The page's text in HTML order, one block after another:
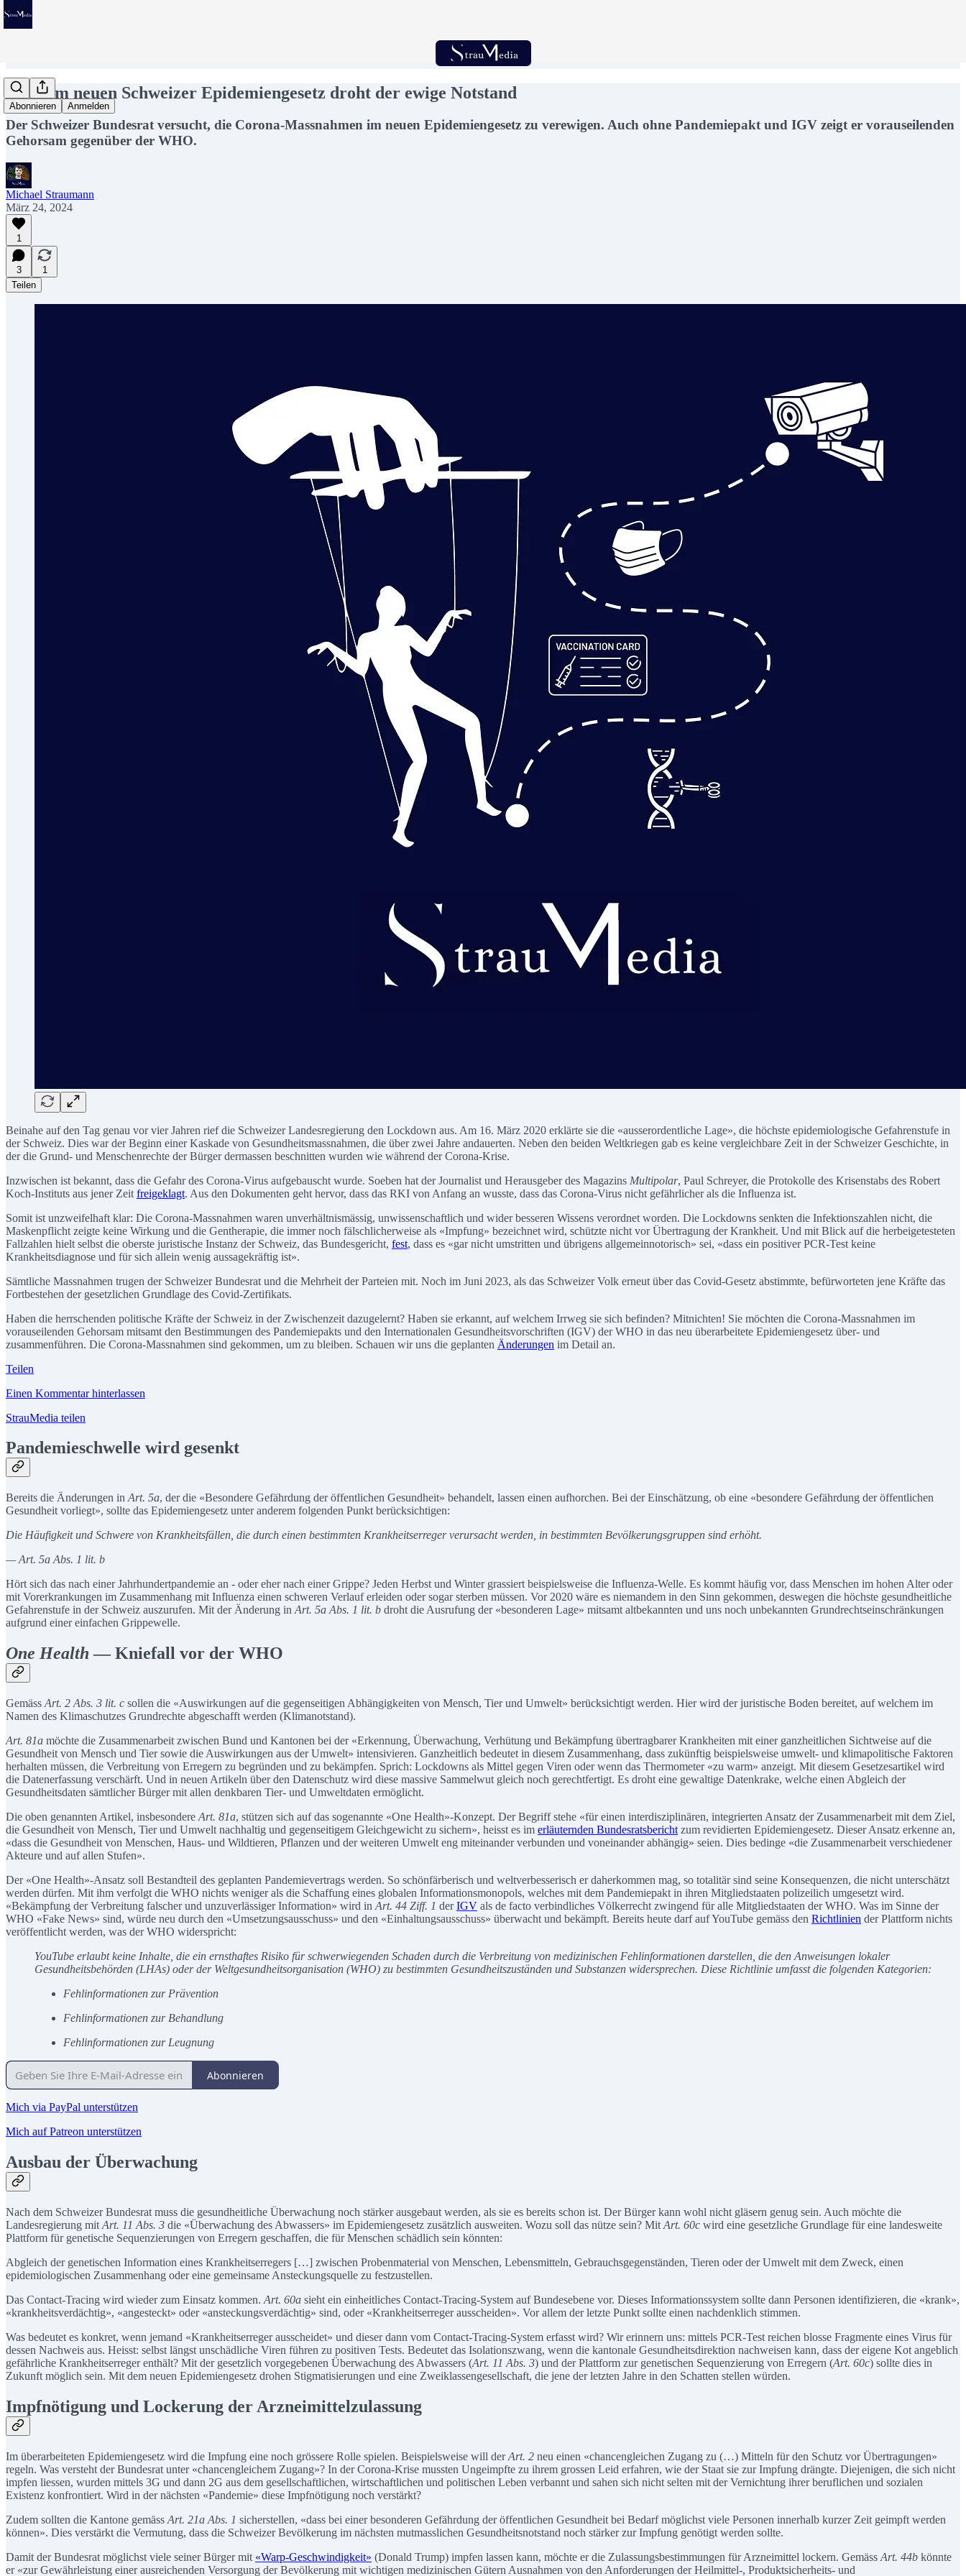
Abonnieren Anmelden
Mit dem neuen Schweizer Epidemiengesetz droht der ewige Notstand
Der Schweizer Bundesrat versucht, die Corona-Massnahmen im neuen Epidemiengesetz zu verewigen. Auch ohne Pandemiepakt und IGV zeigt er vorauseilenden
Gehorsam gegenüber der WHO.
Michael Straumann
März 24, 2024
1
3
1
Teilen
Beinahe auf den Tag genau vor vier Jahren rief die Schweizer Landesregierung den Lockdown aus. Am 16. März 2020 erklärte sie die «ausserordentliche Lage», die höchste epidemiologische Gefahrenstufe in
der Schweiz. Dies war der Beginn einer Kaskade von Gesundheitsmassnahmen, die über zwei Jahre andauerten. Neben den beiden Weltkriegen gab es keine vergleichbare Zeit in der Schweizer Geschichte, in
der die Grund- und Menschenrechte der Bürger dermassen beschnitten wurden wie während der Corona-Krise.
Inzwischen ist bekannt, dass die Gefahr des Corona-Virus aufgebauscht wurde. Soeben hat der Journalist und Herausgeber des Magazins Multipolar, Paul Schreyer, die Protokolle des Krisenstabs des Robert
Koch-Instituts aus jener Zeit freigeklagt. Aus den Dokumenten geht hervor, dass das RKI von Anfang an wusste, dass das Corona-Virus nicht gefährlicher als die Influenza ist.
Somit ist unzweifelhaft klar: Die Corona-Massnahmen waren unverhältnismässig, unwissenschaftlich und wider besseren Wissens verordnet worden. Die Lockdowns senkten die Infektionszahlen nicht, die
Maskenpflicht zeigte keine Wirkung und die Gentherapie, die immer noch fälschlicherweise als «Impfung» bezeichnet wird, schützte nicht vor Übertragung der Krankheit. Und mit Blick auf die herbeigetesteten
Fallzahlen hielt selbst die oberste juristische Instanz der Schweiz, das Bundesgericht, fest, dass es «gar nicht umstritten und übrigens allgemeinnotorisch» sei, «dass ein positiver PCR-Test keine
Krankheitsdiagnose und für sich allein wenig aussagekräftig ist».
Sämtliche Massnahmen trugen der Schweizer Bundesrat und die Mehrheit der Parteien mit. Noch im Juni 2023, als das Schweizer Volk erneut über das Covid-Gesetz abstimmte, befürworteten jene Kräfte das
Fortbestehen der gesetzlichen Grundlage des Covid-Zertifikats.
Haben die herrschenden politische Kräfte der Schweiz in der Zwischenzeit dazugelernt? Haben sie erkannt, auf welchem Irrweg sie sich befinden? Mitnichten! Sie möchten die Corona-Massnahmen im
vorauseilenden Gehorsam mitsamt den Bestimmungen des Pandemiepakts und den Internationalen Gesundheitsvorschriften (IGV) der WHO in das neu überarbeitete Epidemiengesetz über- und
zusammenführen. Die Corona-Massnahmen sind gekommen, um zu bleiben. Schauen wir uns die geplanten Änderungen im Detail an.
Teilen
Einen Kommentar hinterlassen
StrauMedia teilen
Pandemieschwelle wird gesenkt
Bereits die Änderungen in Art. 5a, der die «Besondere Gefährdung der öffentlichen Gesundheit» behandelt, lassen einen aufhorchen. Bei der Einschätzung, ob eine «besondere Gefährdung der öffentlichen
Gesundheit vorliegt», sollte das Epidemiengesetz unter anderem folgenden Punkt berücksichtigen:
Die Häufigkeit und Schwere von Krankheitsfällen, die durch einen bestimmten Krankheitserreger verursacht werden, in bestimmten Bevölkerungsgruppen sind erhöht.
— Art. 5a Abs. 1 lit. b
Hört sich das nach einer Jahrhundertpandemie an - oder eher nach einer Grippe? Jeden Herbst und Winter grassiert beispielsweise die Influenza-Welle. Es kommt häufig vor, dass Menschen im hohen Alter oder
mit Vorerkrankungen im Zusammenhang mit Influenza einen schweren Verlauf erleiden oder sogar sterben müssen. Vor 2020 wäre es niemandem in den Sinn gekommen, deswegen die höchste gesundheitliche
Gefahrenstufe in der Schweiz auszurufen. Mit der Änderung in Art. 5a Abs. 1 lit. b droht die Ausrufung der «besonderen Lage» mitsamt altbekannten und uns noch unbekannten Grundrechtseinschränkungen
aufgrund einer einfachen Grippewelle.
One Health — Kniefall vor der WHO
Gemäss Art. 2 Abs. 3 lit. c sollen die «Auswirkungen auf die gegenseitigen Abhängigkeiten von Mensch, Tier und Umwelt» berücksichtigt werden. Hier wird der juristische Boden bereitet, auf welchem im
Namen des Klimaschutzes Grundrechte abgeschafft werden (Klimanotstand).
Art. 81a möchte die Zusammenarbeit zwischen Bund und Kantonen bei der «Erkennung, Überwachung, Verhütung und Bekämpfung übertragbarer Krankheiten mit einer ganzheitlichen Sichtweise auf die
Gesundheit von Mensch und Tier sowie die Auswirkungen aus der Umwelt» intensivieren. Ganzheitlich bedeutet in diesem Zusammenhang, dass zukünftig beispielsweise umwelt- und klimapolitische Faktoren
herhalten müssen, die Verbreitung von Erregern zu begründen und zu bekämpfen. Sprich: Lockdowns als Mittel gegen Viren oder wenn das Thermometer «zu warm» anzeigt. Mit diesem Gesetzesartikel wird
die Datenerfassung verschärft. Und in neuen Artikeln über den Datenschutz wird diese massive Sammelwut gleich noch gerechtfertigt. Es droht eine gewaltige Datenkrake, welche einen Abgleich der
Gesundheitsdaten sämtlicher Bürger mit allen denkbaren Tier- und Umweltdaten ermöglicht.
Die oben genannten Artikel, insbesondere Art. 81a, stützen sich auf das sogenannte «One Health»-Konzept. Der Begriff stehe «für einen interdisziplinären, integrierten Ansatz der Zusammenarbeit mit dem Ziel,
die Gesundheit von Mensch, Tier und Umwelt nachhaltig und gegenseitigem Gleichgewicht zu sichern», heisst es im erläuternden Bundesratsbericht zum revidierten Epidemiengesetz. Dieser Ansatz erkenne an,
«dass die Gesundheit von Menschen, Haus- und Wildtieren, Pflanzen und der weiteren Umwelt eng miteinander verbunden und voneinander abhängig» seien. Dies bedinge «die Zusammenarbeit verschiedener
Akteure und auf allen Stufen».
Der «One Health»-Ansatz soll Bestandteil des geplanten Pandemievertrags werden. So schönfärberisch und weltverbesserisch er daherkommen mag, so totalitär sind seine Konsequenzen, die nicht unterschätzt
werden dürfen. Mit ihm verfolgt die WHO nichts weniger als die Schaffung eines globalen Informationsmonopols, welches mit dem Pandemiepakt in ihren Mitgliedstaaten polizeilich umgesetzt wird.
«Bekämpfung der Verbreitung falscher und unzuverlässiger Information» wird in Art. 44 Ziff. 1 derIGV als de facto verbindliches Völkerrecht zwingend für alle Mitgliedstaaten der WHO. Was im Sinne der
WHO «Fake News» sind, würde neu durch den «Umsetzungsausschuss» und den «Einhaltungsausschuss» überwacht und bekämpft. Bereits heute darf auf YouTube gemäss den Richtlinien der Plattform nichts
veröffentlicht werden, was der WHO widerspricht:
YouTube erlaubt keine Inhalte, die ein ernsthaftes Risiko für schwerwiegenden Schaden durch die Verbreitung von medizinischen Fehlinformationen darstellen, die den Anweisungen lokaler
Gesundheitsbehörden (LHAs) oder der Weltgesundheitsorganisation (WHO) zu bestimmten Gesundheitszuständen und Substanzen widersprechen. Diese Richtlinie umfasst die folgenden Kategorien:
Fehlinformationen zur Prävention
Fehlinformationen zur Behandlung
Fehlinformationen zur Leugnung
Abonnieren
Mich via PayPal unterstützen
Mich auf Patreon unterstützen
Ausbau der Überwachung
Nach dem Schweizer Bundesrat muss die gesundheitliche Überwachung noch stärker ausgebaut werden, als sie es bereits schon ist. Der Bürger kann wohl nicht gläsern genug sein. Auch möchte die
Landesregierung mit Art. 11 Abs. 3 die «Überwachung des Abwassers» im Epidemiengesetz zusätzlich ausweiten. Wozu soll das nütze sein? Mit Art. 60c wird eine gesetzliche Grundlage für eine landesweite
Plattform für genetische Sequenzierungen von Erregern geschaffen, die für Menschen schädlich sein könnten:
Abgleich der genetischen Information eines Krankheitserregers […] zwischen Probenmaterial von Menschen, Lebensmitteln, Gebrauchsgegenständen, Tieren oder der Umwelt mit dem Zweck, einen
epidemiologischen Zusammenhang oder eine gemeinsame Ansteckungsquelle zu festzustellen.
Das Contact-Tracing wird wieder zum Einsatz kommen. Art. 60a sieht ein einheitliches Contact-Tracing-System auf Bundesebene vor. Dieses Informationssystem sollte dann Personen identifizieren, die «krank»,
«krankheitsverdächtig», «angesteckt» oder «ansteckungsverdächtig» sind, oder «Krankheitserreger ausscheiden». Vor allem der letzte Punkt sollte einen nachdenklich stimmen.
Was bedeutet es konkret, wenn jemand «Krankheitserreger ausscheidet» und dieser dann vom Contact-Tracing-System erfasst wird? Wir erinnern uns: mittels PCR-Test reichen blosse Fragmente eines Virus für
dessen Nachweis aus. Heisst: selbst längst unschädliche Viren führen zu positiven Tests. Bedeutet das Isolationszwang, wenn die kantonale Gesundheitsdirektion nachweisen kann, dass der eigene Kot angeblich
gefährliche Krankheitserreger enthält? Mit der gesetzlich vorgegebenen Überwachung des Abwassers (Art. 11 Abs. 3) und der Plattform zur genetischen Sequenzierung von Erregern (Art. 60c) sollte dies in
Zukunft möglich sein. Mit dem neuen Epidemiengesetz drohen Stigmatisierungen und eine Zweiklassengesellschaft, die jene der letzten Jahre in den Schatten stellen würden.
Impfnötigung und Lockerung der Arzneimittelzulassung
Im überarbeiteten Epidemiengesetz wird die Impfung eine noch grössere Rolle spielen. Beispielsweise will derArt. 2 neu einen «chancengleichen Zugang zu (…) Mitteln für den Schutz vor Übertragungen»
regeln. Was versteht der Bundesrat unter «chancengleichem Zugang»? In der Corona-Krise mussten Ungeimpfte zu ihrem grossen Leid erfahren, wie der Staat sie zur Impfung drängte. Diejenigen, die sich nicht
impfen liessen, wurden mittels 3G und dann 2G aus dem gesellschaftlichen, wirtschaftlichen und politischen Leben verbannt und sahen sich nicht selten mit der Vernichtung ihrer beruflichen und sozialen
Existenz konfrontiert. Wird in der nächsten «Pandemie» diese Impfnötigung noch verstärkt?
Zudem sollten die Kantone gemäss Art. 21a Abs. 1 sicherstellen, «dass bei einer besonderen Gefährdung der öffentlichen Gesundheit bei Bedarf möglichst viele Personen innerhalb kurzer Zeit geimpft werden
können». Dies verstärkt die Vermutung, dass die Schweizer Bevölkerung im nächsten mutmasslichen Gesundheitsnotstand noch stärker zur Impfung genötigt werden sollte.
Damit der Bundesrat möglichst viele seiner Bürger mit «Warp-Geschwindigkeit» (Donald Trump) impfen lassen kann, möchte er die Zulassungsbestimmungen für Arzneimittel lockern. Gemäss Art. 44b könnte
er «zur Gewährleistung einer ausreichenden Versorgung der Bevölkerung mit wichtigen medizinischen Gütern Ausnahmen von den Anforderungen der Heilmittel-, Produktsicherheits- und